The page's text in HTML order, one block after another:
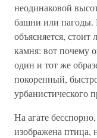
неодинаковой
башни или пагоды.
объясняется,
камня: вот почему
один и тот же
покоренный,
урбанистического
На агате
изображена птица,